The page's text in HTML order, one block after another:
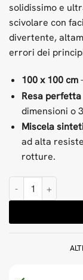
solidissimo e
scivolare con
divertente,
errori dei
100 x 100 cm
Resa perfetta
dimensioni o
Miscela
ad alta
rotture.
Panno primario